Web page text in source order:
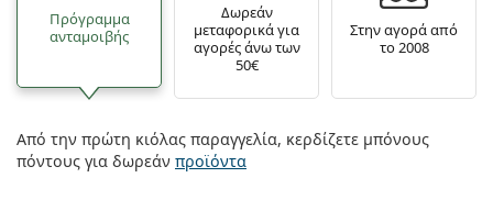
Πρόγραμμα
ανταμοιβής
Δωρεάν
μεταφορικά για
αγορές άνω των
50€
Στην αγορά από
το 2008
Από την πρώτη κιόλας παραγγελία, κερδίζετε μπόνους
πόντους για δωρεάν προϊόντα